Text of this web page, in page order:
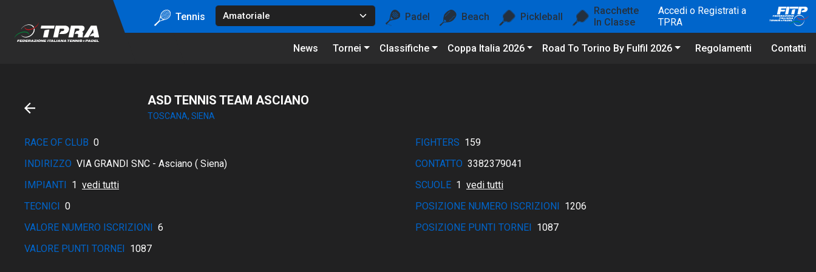
Tennis Padel Beach Pickleball
Racchette
In Classe
Accedi o Registrati a
TPRA
News Tornei Classifiche Coppa Italia 2026 Road To Torino By Fulfil 2026 Regolamenti Contatti
ASD TENNIS TEAM ASCIANO
TOSCANA, SIENA
RACE OF CLUB 0 FIGHTERS 159
INDIRIZZO VIA GRANDI SNC - Asciano ( Siena) CONTATTO 3382379041
IMPIANTI 1 vedi tutti SCUOLE 1 vedi tutti
TECNICI 0 POSIZIONE NUMERO ISCRIZIONI 1206
VALORE NUMERO ISCRIZIONI 6 POSIZIONE PUNTI TORNEI 1087
VALORE PUNTI TORNEI 1087